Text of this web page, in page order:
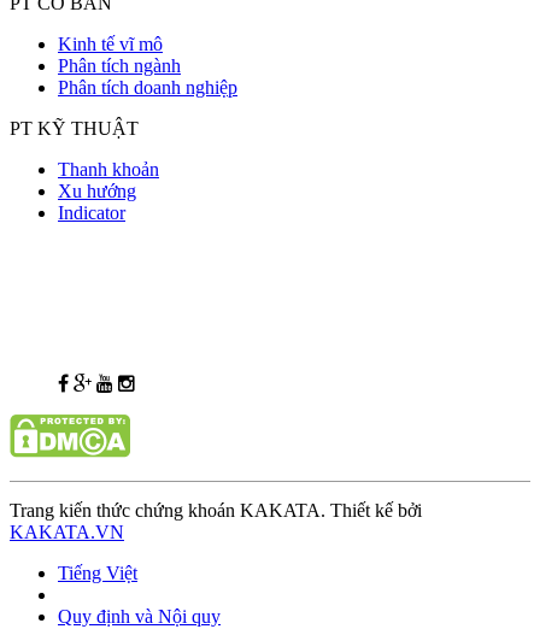
Kinh tế vĩ mô
Phân tích ngành
Phân tích doanh nghiệp
PT KỸ THUẬT
Thanh khoản
Xu hướng
Indicator
Trang kiến thức chứng khoán KAKATA. Thiết kế bởi
KAKATA.VN
Tiếng Việt
Quy định và Nội quy